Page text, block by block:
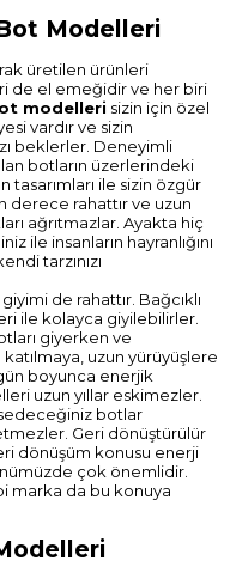
Modelleri
üretilen ürünleri
de el emeğidir ve her biri
modelleri sizin için özel
vardır ve sizin
beklerler. Deneyimli
botların üzerlerindeki
ile sizin özgür
derece rahattır ve uzun
ağrıtmazlar. Ayakta hiç
ile insanların hayranlığını
tarzınızı
de rahattır. Bağcıklı
ile kolayca giyilebilirler.
giyerken ve
uzun yürüyüşlere
boyunca enerjik
uzun yıllar eskimezler.
botlar
Geri dönüştürülür
dönüşüm konusu enerji
çok önemlidir.
marka da bu konuya